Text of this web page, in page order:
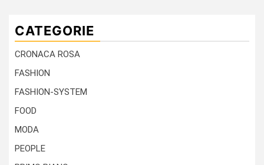
CATEGORIE
CRONACA ROSA
FASHION
FASHION-SYSTEM
FOOD
MODA
PEOPLE